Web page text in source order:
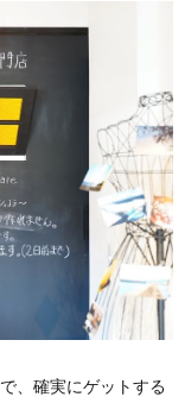
、確実にゲットする